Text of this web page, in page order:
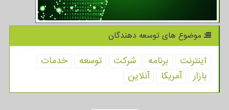
موضوع های توسعه دهندگان
اینترنت برنامه شركت توسعه
خدمات
بازار
آمریكا آنلاین